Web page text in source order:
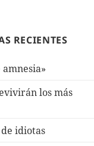
RECIENTES
los más
idiotas